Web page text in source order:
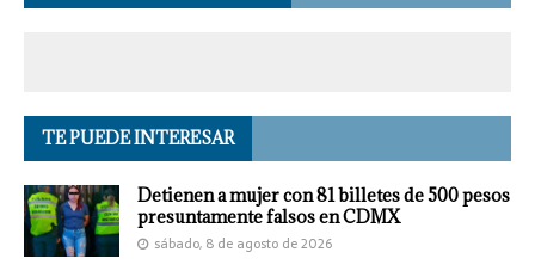
TE PUEDE INTERESAR
Detienen a mujer con 81 billetes de 500 pesos
presuntamente falsos en CDMX
sábado, 8 de agosto de 2026